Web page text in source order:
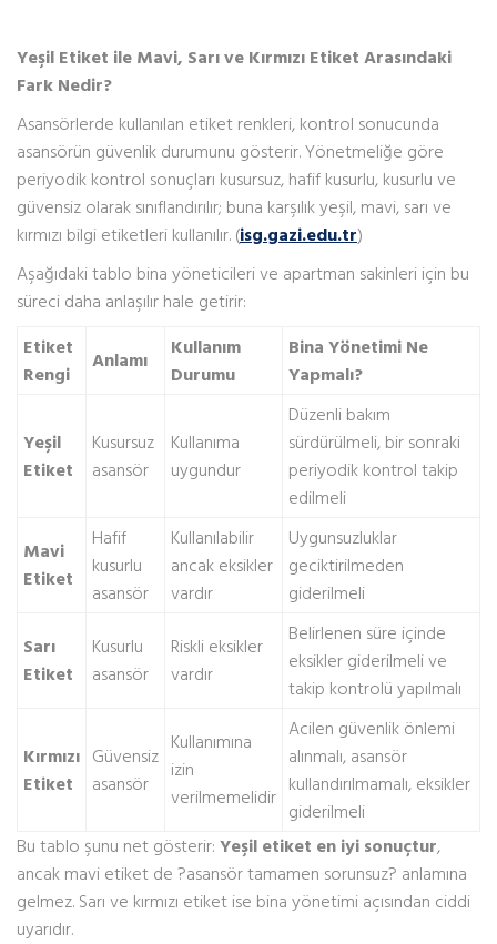
Yeşil Etiket ile Mavi, Sarı ve Kırmızı Etiket Arasındaki
Fark Nedir?
Asansörlerde kullanılan etiket renkleri, kontrol sonucunda
asansörün güvenlik durumunu gösterir. Yönetmeliğe göre
periyodik kontrol sonuçları kusursuz, hafif kusurlu, kusurlu ve
güvensiz olarak sınıflandırılır; buna karşılık yeşil, mavi, sarı ve
kırmızı bilgi etiketleri kullanılır. (isg.gazi.edu.tr)
Aşağıdaki tablo bina yöneticileri ve apartman sakinleri için bu
süreci daha anlaşılır hale getirir:
Etiket
Rengi
Anlamı
Kullanım
Durumu
Bina Yönetimi Ne
Yapmalı?
Yeşil
Etiket
Kusursuz
asansör
Kullanıma
uygundur
Düzenli bakım
sürdürülmeli, bir sonraki
periyodik kontrol takip
edilmeli
Mavi
Etiket
Hafif
kusurlu
asansör
Kullanılabilir
ancak eksikler
vardır
Uygunsuzluklar
geciktirilmeden
giderilmeli
Sarı
Etiket
Kusurlu
asansör
Riskli eksikler
vardır
Belirlenen süre içinde
eksikler giderilmeli ve
takip kontrolü yapılmalı
Kırmızı
Etiket
Güvensiz
asansör
Kullanımına
izin
verilmemelidir
Acilen güvenlik önlemi
alınmalı, asansör
kullandırılmamalı, eksikler
giderilmeli
Bu tablo şunu net gösterir: Yeşil etiket en iyi sonuçtur,
ancak mavi etiket de ?asansör tamamen sorunsuz? anlamına
gelmez. Sarı ve kırmızı etiket ise bina yönetimi açısından ciddi
uyarıdır.